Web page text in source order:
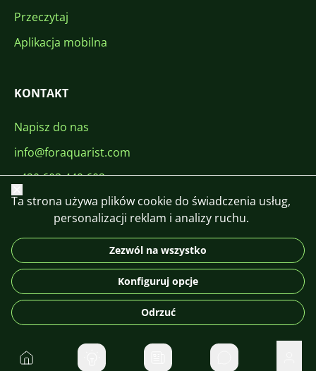
Przeczytaj
Aplikacja mobilna
KONTAKT
Napisz do nas
info@foraquarist.com
+420 603 449 602
DE
© 2026 For Aquarist
Do domu Prywatne
Zamknij
Ta strona używa plików cookie do świadczenia usług,
personalizacji reklam i analizy ruchu.
Zezwól na wszystko
Konfiguruj opcje
Odrzuć